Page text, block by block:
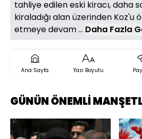
tahliye edilen eski kiracı, daha
kiraladığı alan üzerinden Koz'u
etmeye devam ... Daha Fazla
Ana Sayfa Yazı Boyutu
GÜNÜN ÖNEMLİ